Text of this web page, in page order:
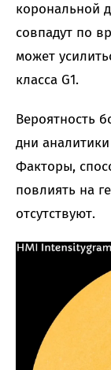
корональной
совпадут по
может
класса G1.
Вероятность
дни
Факторы,
повлиять на
отсутствуют.